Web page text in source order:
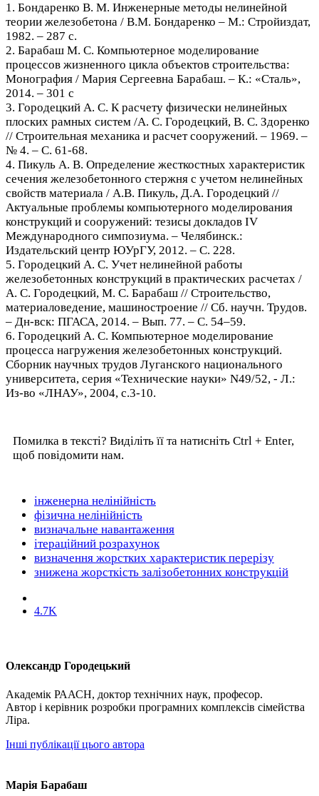
1. Бондаренко В. М. Инженерные методы нелинейной
теории железобетона / В.М. Бондаренко – М.: Стройиздат,
1982. – 287 с.
2. Барабаш М. С. Компьютерное моделирование
процессов жизненного цикла объектов строительства:
Монография / Мария Сергеевна Барабаш. – К.: «Сталь»,
2014. – 301 с
3. Городецкий А. С. К расчету физически нелинейных
плоских рамных систем /А. С. Городецкий, В. С. Здоренко
// Строительная механика и расчет сооружений. – 1969. –
№ 4. – С. 61-68.
4. Пикуль А. В. Определение жесткостных характеристик
сечения железобетонного стержня с учетом нелинейных
свойств материала / А.В. Пикуль, Д.А. Городецкий //
Актуальные проблемы компьютерного моделирования
конструкций и сооружений: тезисы докладов IV
Международного симпозиума. – Челябинск.:
Издательский центр ЮУрГУ, 2012. – С. 228.
5. Городецкий А. С. Учет нелинейной работы
железобетонных конструкций в практических расчетах /
А. С. Городецкий, М. С. Барабаш // Строительство,
материаловедение, машиностроение // Сб. научн. Трудов.
– Дн-вск: ПГАСА, 2014. – Вып. 77. – С. 54–59.
6. Городецкий А. С. Компьютерное моделирование
процесса нагружения железобетонных конструкций.
Сборник научных трудов Луганского национального
университета, серия «Технические науки» N49/52, - Л.:
Из-во «ЛНАУ», 2004, с.3-10.
Помилка в тексті? Виділіть її та натисніть Ctrl + Enter,
щоб повідомити нам.
інженерна нелінійність
фізична нелінійність
визначальне навантаження
ітераційний розрахунок
визначення жорстких характеристик перерізу
знижена жорсткість залізобетонних конструкцій
4.7K
Олександр Городецький
Академік РААСН, доктор технічних наук, професор.
Автор і керівник розробки програмних комплексів сімейства
Ліра.
Інші публікації цього автора
Марія Барабаш